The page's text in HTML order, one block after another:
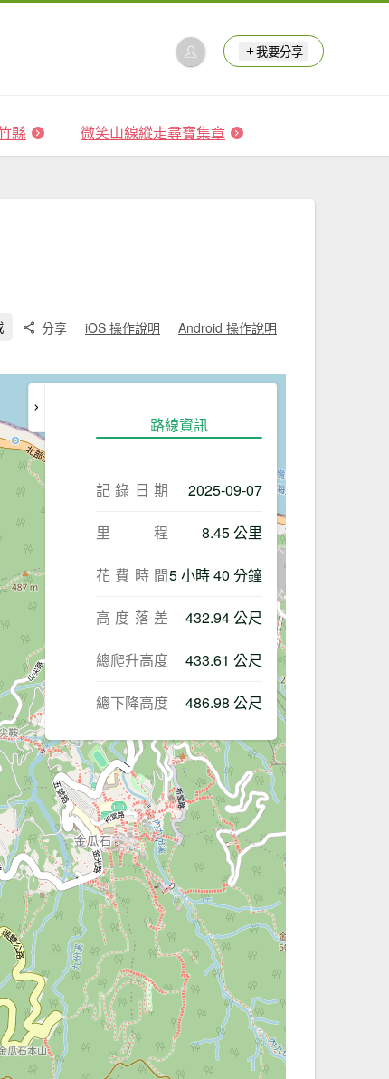
我要分享
縣 微笑山線縱走尋寶集章
分享 iOS 操作說明 Android 操作說明
路線資訊
記錄日期 2025-09-07
里程 8.45 公里
花費時間5 小時 40 分鐘
高度落差 432.94 公尺
總爬升高度 433.61 公尺
總下降高度 486.98 公尺